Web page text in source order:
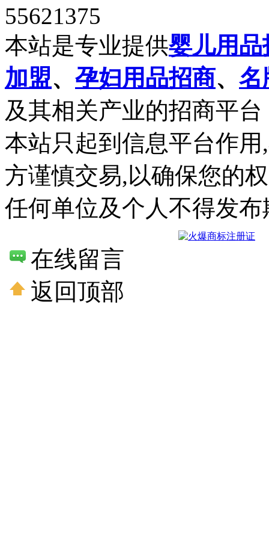
55621375
本站是专业提供婴儿用品
加盟、 孕妇用品招商、 名
及其相关产业的招商平台
本站只起到信息平台作
方谨慎交易,以确保您的
任何单位及个人不得发
在线留言
返回顶部